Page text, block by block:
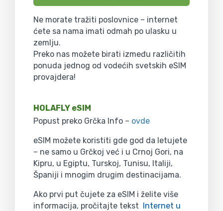
Ne morate tražiti poslovnice – internet
ćete sa nama imati odmah po ulasku u
zemlju.
Preko nas možete birati između različitih
ponuda jednog od vodećih svetskih eSIM
provajdera!
HOLAFLY eSIM
Popust preko Grčka Info – ovde
eSIM možete koristiti gde god da letujete
– ne samo u Grčkoj već i u Crnoj Gori, na
Kipru, u Egiptu, Turskoj, Tunisu, Italiji,
Španiji i mnogim drugim destinacijama.
Ako prvi put čujete za eSIM i želite više
informacija, pročitajte tekst Internet u